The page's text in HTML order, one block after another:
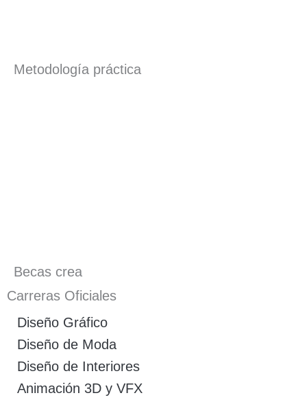
Metodología práctica
Becas crea
Carreras Oficiales
Diseño Gráfico
Diseño de Moda
Diseño de Interiores
Animación 3D y VFX